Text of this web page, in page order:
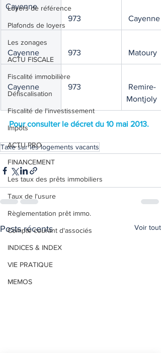
Loyers de référence
Plafonds de loyers
Les zonages
ACTU FISCALE
Fiscalité immobilière
Défiscalisation
Fiscalité de l'investissement
Impôts
ACTU PRO
FINANCEMENT
Les taux des prêts immobiliers
Taux de l'usure
Règlementation prêt immo.
Compte courant d'associés
INDICES & INDEX
VIE PRATIQUE
MEMOS
Cayenne
973
Cayenne
Cayenne 973 Matoury
Cayenne 973
Montjoly
Pour consulter le décret du 10 mai 2013.
Taxe sur les logements vacants
Posts récents Voir tout